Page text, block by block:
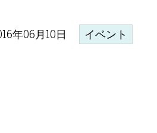
年06月10日 イベント